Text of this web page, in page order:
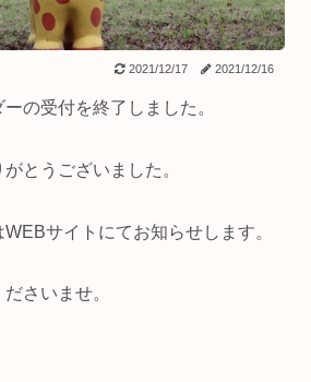
2021/12/17 2021/12/16
の受付を終了しました。
とうございました。
サイトにてお知らせします。
さいませ。